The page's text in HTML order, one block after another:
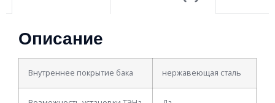
Описание
Внутреннее покрытие бака нержавеющая сталь